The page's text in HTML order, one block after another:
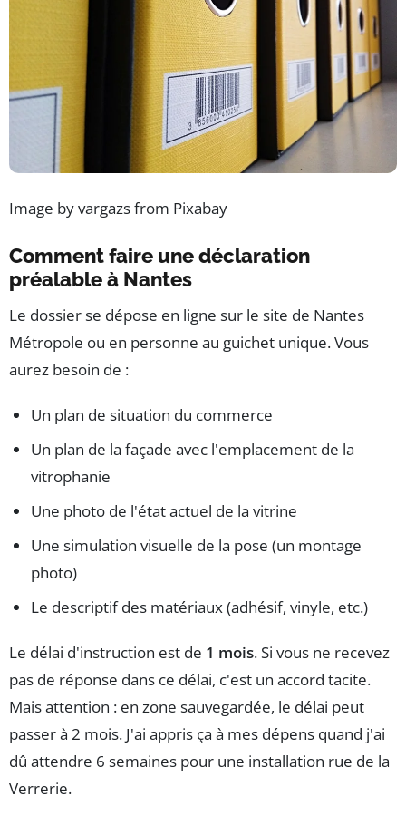
Image by vargazs from Pixabay
Comment faire une déclaration
préalable à Nantes
Le dossier se dépose en ligne sur le site de Nantes
Métropole ou en personne au guichet unique. Vous
aurez besoin de :
Un plan de situation du commerce
Un plan de la façade avec l'emplacement de la
vitrophanie
Une photo de l'état actuel de la vitrine
Une simulation visuelle de la pose (un montage
photo)
Le descriptif des matériaux (adhésif, vinyle, etc.)
Le délai d'instruction est de 1 mois. Si vous ne recevez
pas de réponse dans ce délai, c'est un accord tacite.
Mais attention : en zone sauvegardée, le délai peut
passer à 2 mois. J'ai appris ça à mes dépens quand j'ai
dû attendre 6 semaines pour une installation rue de la
Verrerie.